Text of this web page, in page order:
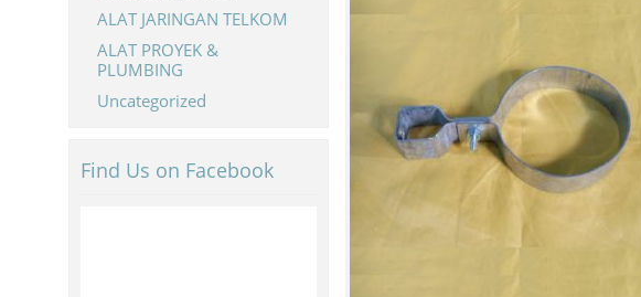
ALAT JARINGAN TELKOM
ALAT PROYEK &
PLUMBING
Uncategorized
Find Us on Facebook